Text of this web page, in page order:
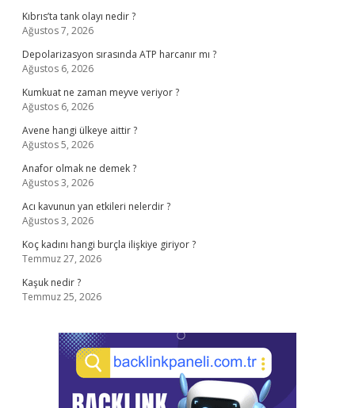
Kıbrıs’ta tank olayı nedir ?
Ağustos 7, 2026
Depolarizasyon sırasında ATP harcanır mı ?
Ağustos 6, 2026
Kumkuat ne zaman meyve veriyor ?
Ağustos 6, 2026
Avene hangi ülkeye aittir ?
Ağustos 5, 2026
Anafor olmak ne demek ?
Ağustos 3, 2026
Acı kavunun yan etkileri nelerdir ?
Ağustos 3, 2026
Koç kadını hangi burçla ilişkiye giriyor ?
Temmuz 27, 2026
Kaşuk nedir ?
Temmuz 25, 2026